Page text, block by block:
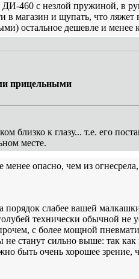
460 с незлой пружиной, в
магазин и щупать, что ляжет
остальное дешевле и менее
прицельными
близко к глазу... т.е. его
месте.
опасно, чем из
слабее вашей
технически обычной не
с более мощной
станут сильно выше: так
быть очень хорошее зрение,